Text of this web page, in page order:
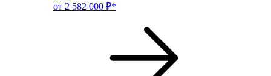
от 2 582 000 ₽*